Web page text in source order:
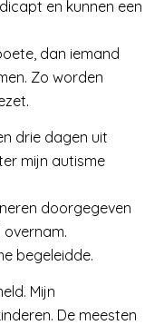
en kunnen een
dan iemand
Zo worden
drie dagen uit
mijn autisme
doorgegeven
begeleidde.
Mijn
De meesten